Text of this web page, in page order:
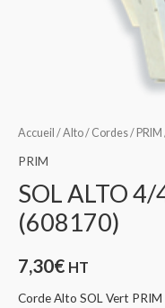
Accueil /Alto/ Cordes/ PRIM
PRIM
SOL ALTO
(608170)
7,30€ HT
Corde Alto SOL Vert PRIM